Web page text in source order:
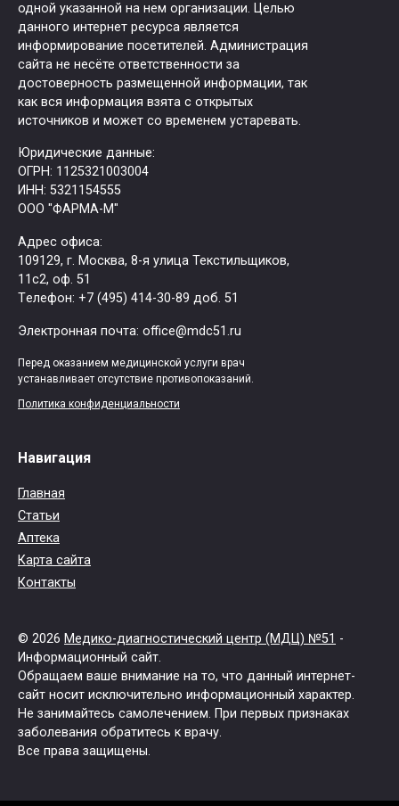
одной указанной на нем организации. Целью
данного интернет ресурса является
информирование посетителей. Администрация
сайта не несёте ответственности за
достоверность размещенной информации, так
как вся информация взята с открытых
источников и может со временем устаревать.
Юридические данные:
ОГРН: 1125321003004
ИНН: 5321154555
ООО "ФАРМА-М"
Адрес офиса:
109129, г. Москва, ​8-я улица Текстильщиков,
11с2, оф. 51
Tелефон: +7 (495) 414-30-89 доб. 51
Электронная почта: office@mdc51.ru
Перед оказанием медицинской услуги врач
устанавливает отсутствие противопоказаний.
Политика конфиденциальности
Навигация
Главная
Статьи
Аптека
Карта сайта
Контакты
© 2026 Медико-диагностический центр (МДЦ) №51 -
Информационный сайт.
Обращаем ваше внимание на то, что данный интернет-
сайт носит исключительно информационный характер.
Не занимайтесь самолечением. При первых признаках
заболевания обратитесь к врачу.
Все права защищены.